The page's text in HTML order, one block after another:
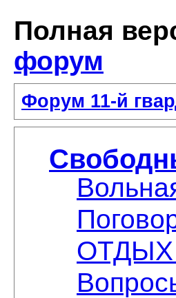
Полная
форум
Форум 11-й